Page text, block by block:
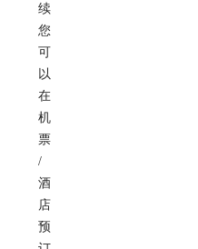
续
您
可
以
在
机
票
/
酒
店
预